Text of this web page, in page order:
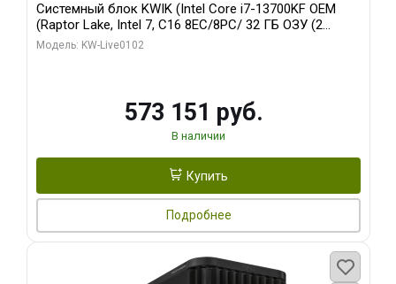
Системный блок KWIK (Intel Core i7-13700KF OEM
(Raptor Lake, Intel 7, C16 8EC/8PC/ 32 ГБ ОЗУ (2
модуля)/ Afox RTX4090 24GB GDDR6X 384-Bit 3xDP
Модель: KW-Live0102
573 151 руб.
В наличии
Купить
Подробнее